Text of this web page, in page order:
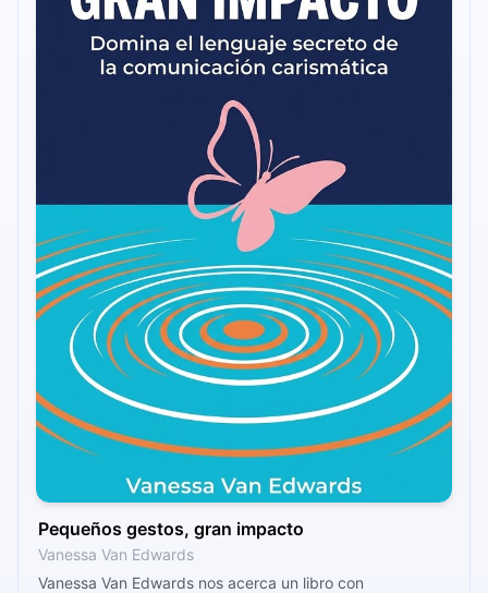
Pequeños gestos, gran impacto
Vanessa Van Edwards
Vanessa Van Edwards nos acerca un libro con